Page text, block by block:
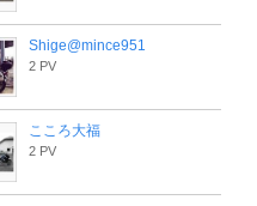
Shige@mince951
2 PV
こころ大福
2 PV